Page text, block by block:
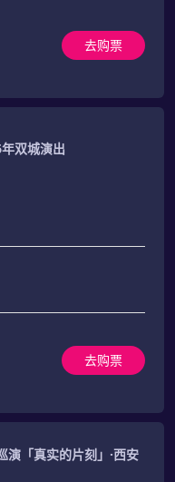
去购票
双城演出
去购票
演「真实的片刻」·西安